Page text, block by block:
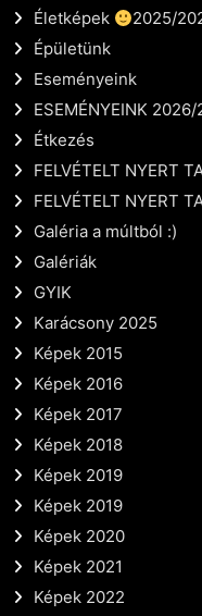
Életképek
2025/
Épületünk
Eseményeink
ESEMÉNYEINK
Étkezés
FELVÉTELT NYERT
FELVÉTELT NYERT
Galéria a múltból :)
Galériák
GYIK
Karácsony 2025
Képek 2015
Képek 2016
Képek 2017
Képek 2018
Képek 2019
Képek 2019
Képek 2020
Képek 2021
Képek 2022